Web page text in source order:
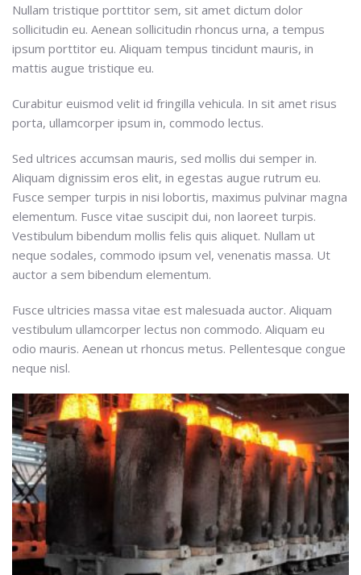
Nullam tristique porttitor sem, sit amet dictum dolor
sollicitudin eu. Aenean sollicitudin rhoncus urna, a tempus
ipsum porttitor eu. Aliquam tempus tincidunt mauris, in
mattis augue tristique eu.
Curabitur euismod velit id fringilla vehicula. In sit amet risus
porta, ullamcorper ipsum in, commodo lectus.
Sed ultrices accumsan mauris, sed mollis dui semper in.
Aliquam dignissim eros elit, in egestas augue rutrum eu.
Fusce semper turpis in nisi lobortis, maximus pulvinar magna
elementum. Fusce vitae suscipit dui, non laoreet turpis.
Vestibulum bibendum mollis felis quis aliquet. Nullam ut
neque sodales, commodo ipsum vel, venenatis massa. Ut
auctor a sem bibendum elementum.
Fusce ultricies massa vitae est malesuada auctor. Aliquam
vestibulum ullamcorper lectus non commodo. Aliquam eu
odio mauris. Aenean ut rhoncus metus. Pellentesque congue
neque nisl.